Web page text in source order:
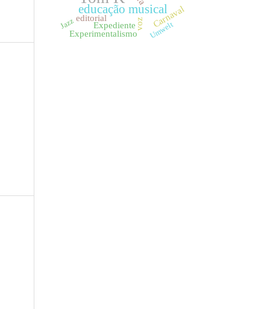
educação musical
editorial
Expedientevoz
Experimentalismo
Carnaval
Jazz Umwelt